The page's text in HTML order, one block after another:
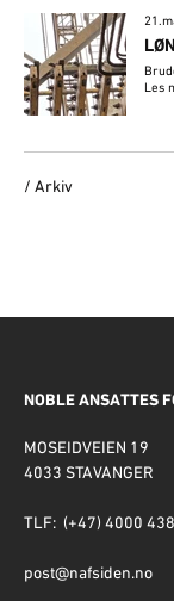
Les
/ Arkiv
NOBLE ANSATTES
MOSEIDVEIEN 19
4033 STAVANGER
TLF: (+47) 4000
post@nafsiden.no